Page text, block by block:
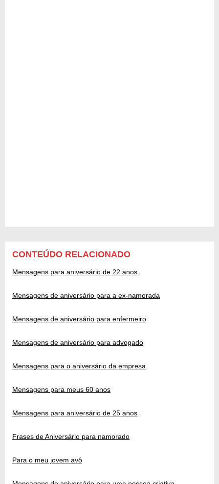
CONTEÚDO RELACIONADO
Mensagens para aniversário de 22 anos
Mensagens de aniversário para a ex-namorada
Mensagens de aniversário para enfermeiro
Mensagens de aniversário para advogado
Mensagens para o aniversário da empresa
Mensagens para meus 60 anos
Mensagens para aniversário de 25 anos
Frases de Aniversário para namorado
Para o meu jovem avô